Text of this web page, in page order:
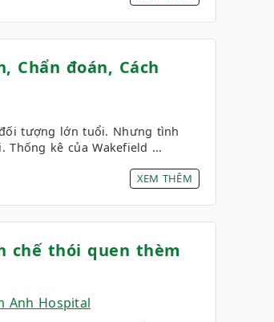
Chẩn đoán, Cách
tượng lớn tuổi. Nhưng tình
kê của Wakefield ...
XEM THÊM
chế thói quen thèm
Anh Hospital